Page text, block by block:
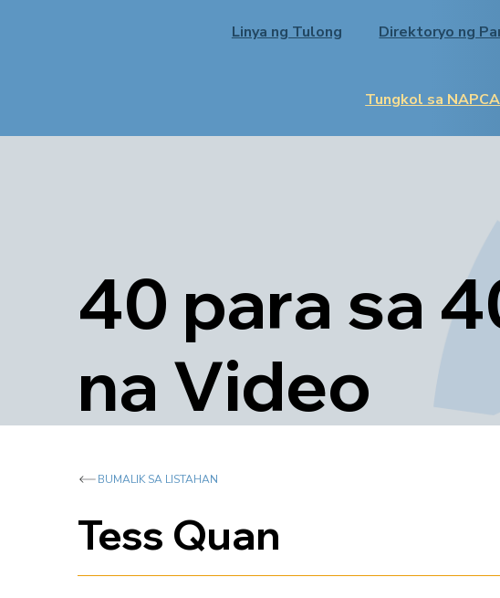
Linya ng Tulong Direktoryo ng
Tungkol sa NAPCA
40 para sa
na Video
BUMALIK SA LISTAHAN
Tess Quan